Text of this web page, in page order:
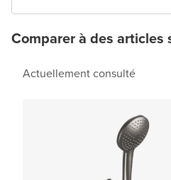
Comparer à des articles
Actuellement consulté